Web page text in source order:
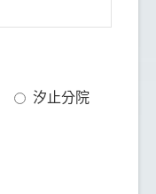
汐止分院